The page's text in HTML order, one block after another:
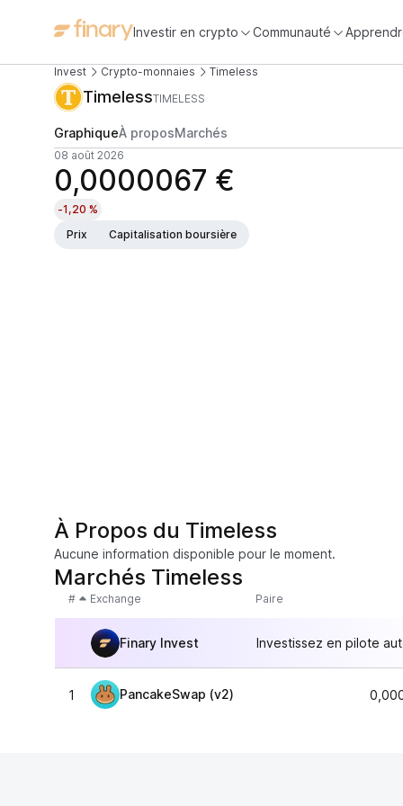
Investir en crypto Communauté
Invest Crypto-monnaies Timeless
TimelessTIMELESS
GraphiqueÀ proposMarchés
08 août 2026
0,0000067 €
-1,20 %
Prix
Capitalisation boursière
À Propos du Timeless
Aucune information disponible pour le moment.
Marchés Timeless
# Exchange Paire
Finary Invest Investissez en pilote
1 PancakeSwap (v2)